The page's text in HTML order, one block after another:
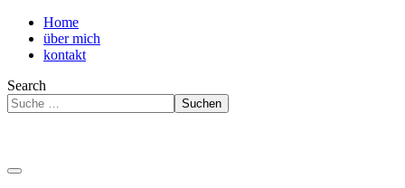
Home
über mich
kontakt
Search
Suchen